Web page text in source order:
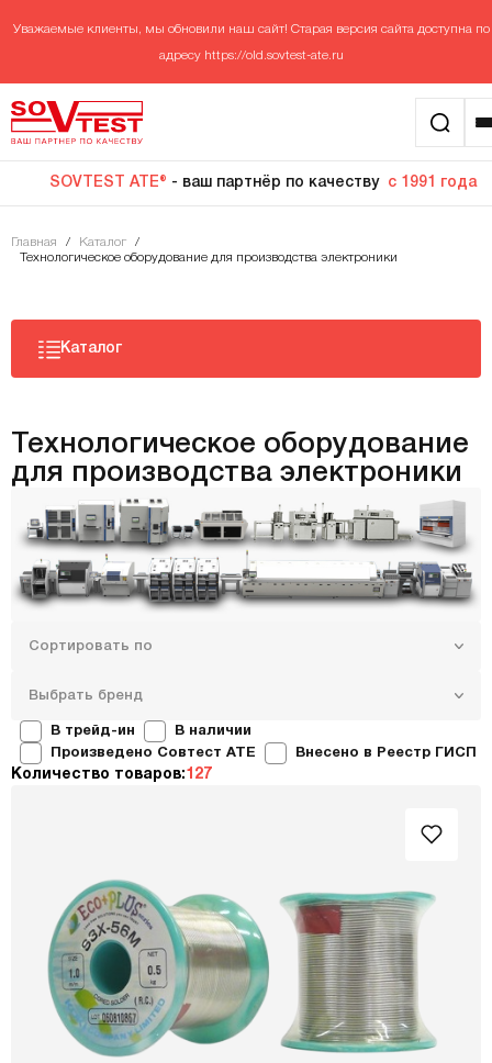
Уважаемые клиенты, мы обновили наш сайт! Старая версия сайта доступна по
адресу https://old.sovtest-ate.ru
SOVTEST ATE® - ваш партнёр по качеству с 1991 года
Главная / Каталог
/
Технологическое оборудование для производства электроники
Каталог
Технологическое оборудование
для производства электроники
Сортировать по
Выбрать бренд
В трейд-ин
В наличии
Произведено Совтест ATE
Внесено в Реестр ГИСП
Количество товаров:127